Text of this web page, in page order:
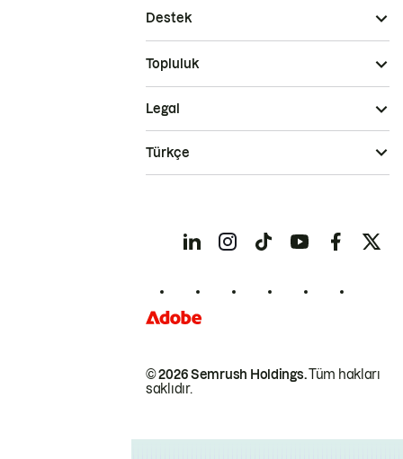
Destek
Topluluk
© 2026 Semrush Holdings.Tüm hakları
saklıdır.
Legal
Türkçe